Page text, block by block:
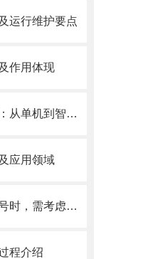
运行维护要点
作用体现
车床排屑机的应用场景：从单机到智能产线
应用领域
自动排屑机用户选择型号时，需考虑哪些事项？
程介绍